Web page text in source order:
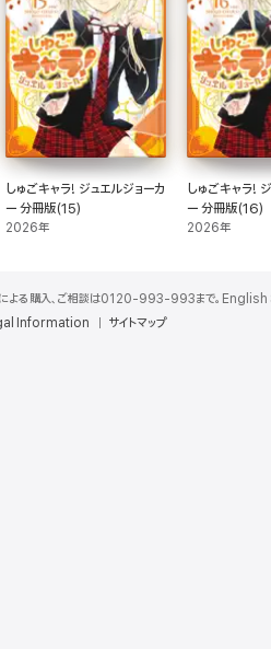
しゅごキャラ! ジュエルジョーカ
ー 分冊版(15)
2026年
しゅごキャラ!
ー 分冊版(16)
2026年
話による購入、ご相談は0120-993-993まで。
Information サイトマップ